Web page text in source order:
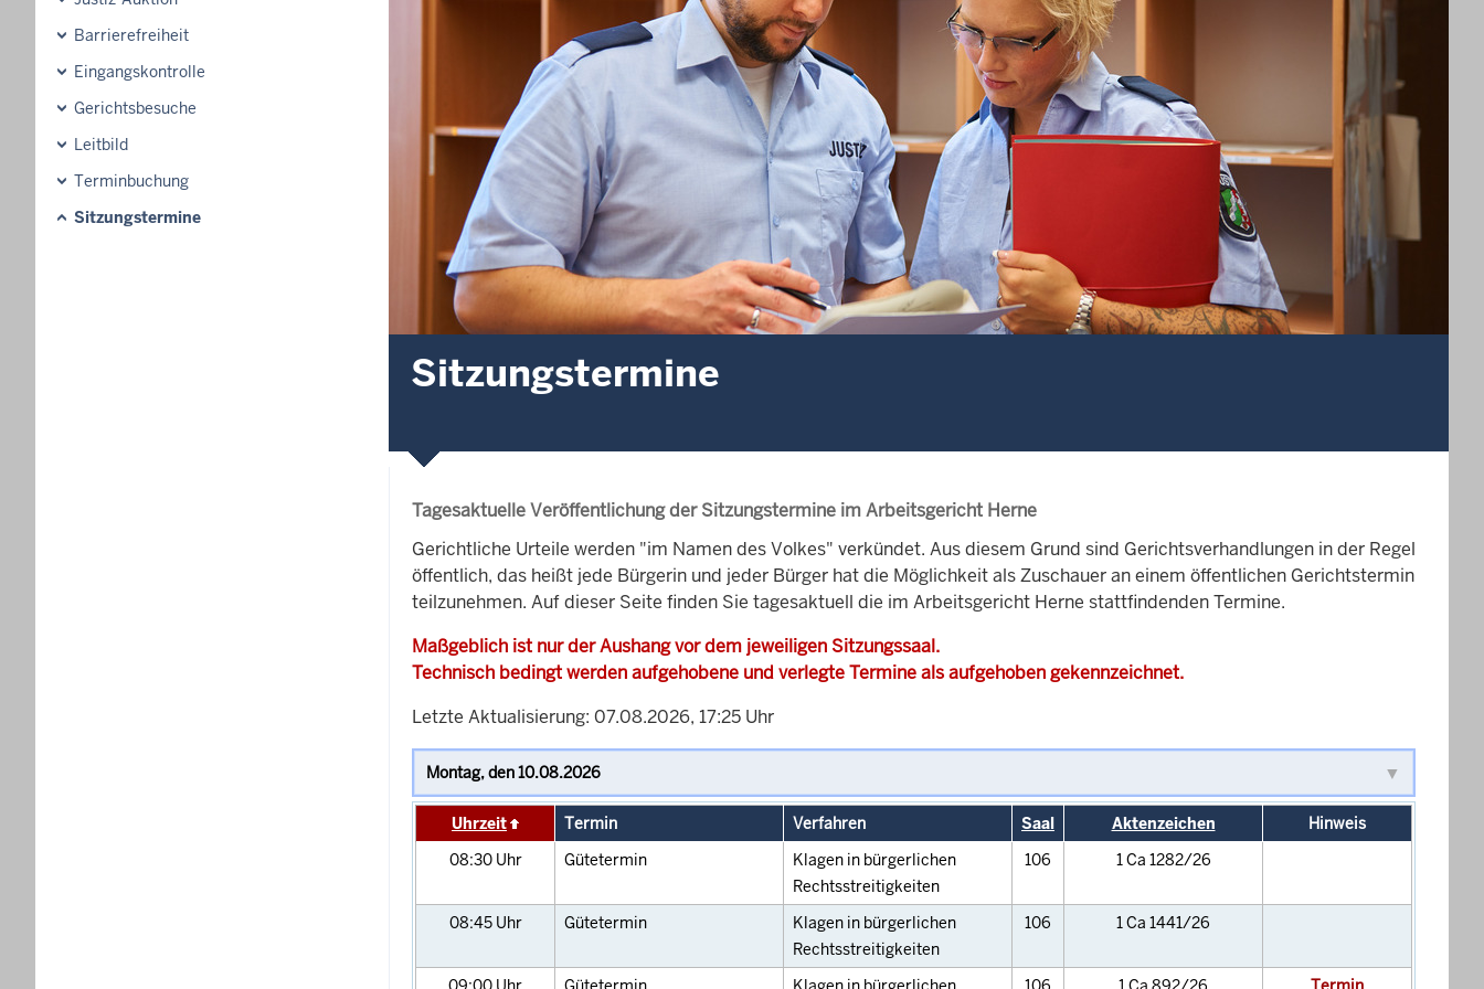
Barrierefreiheit
Eingangskontrolle
Gerichtsbesuche
Leitbild
Terminbuchung
Sitzungstermine
Sitzungstermine
Tagesaktuelle Veröffentlichung der Sitzungstermine im Arbeitsgericht Herne
Gerichtliche Urteile werden "im Namen des Volkes" verkündet. Aus diesem Grund sind Gerichtsverhandlungen in der Regel
öffentlich, das heißt jede Bürgerin und jeder Bürger hat die Möglichkeit als Zuschauer an einem öffentlichen Gerichtstermin
teilzunehmen. Auf dieser Seite finden Sie tagesaktuell die im Arbeitsgericht Herne stattfindenden Termine.
Maßgeblich ist nur der Aushang vor dem jeweiligen Sitzungssaal.
Technisch bedingt werden aufgehobene und verlegte Termine als aufgehoben gekennzeichnet.
Letzte Aktualisierung: 07.08.2026, 17:25 Uhr
Uhrzeit Termin Verfahren Saal Aktenzeichen
Hinweis
08:30 Uhr Gütetermin
Klagen in bürgerlichen
Rechtsstreitigkeiten
106 1 Ca 1282/26
08:45 Uhr Gütetermin
Klagen in bürgerlichen
Rechtsstreitigkeiten
106 1 Ca 1441/26